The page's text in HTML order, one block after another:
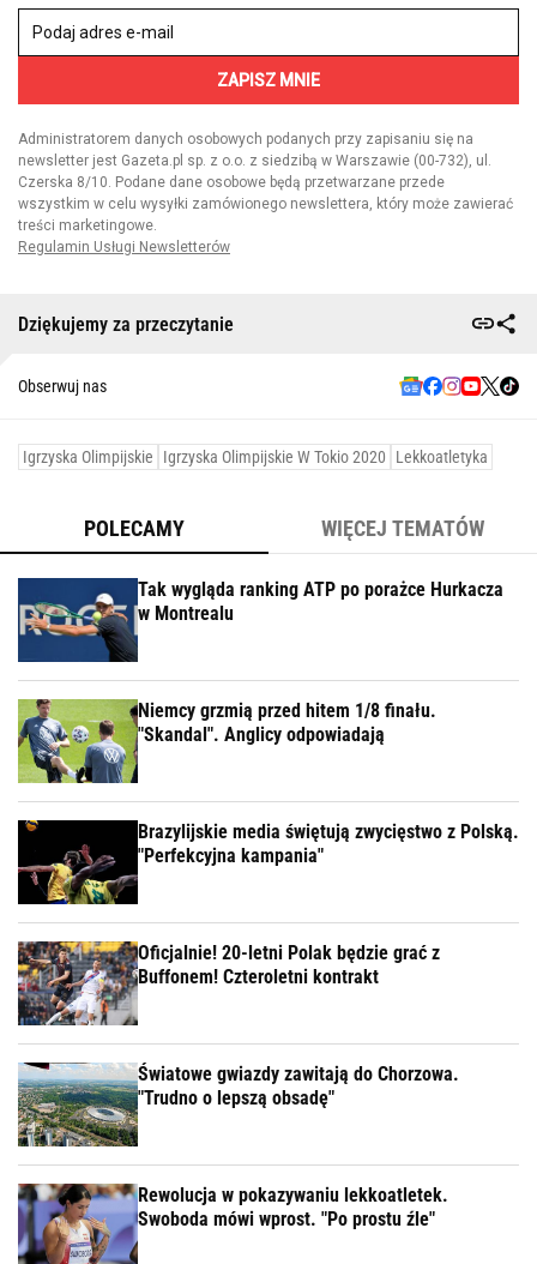
Dziękujemy za przeczytanie
Obserwuj nas
Igrzyska Olimpijskie Igrzyska Olimpijskie W Tokio 2020 Lekkoatletyka
POLECAMY WIĘCEJ TEMATÓW
Tak wygląda ranking ATP po porażce Hurkacza
w Montrealu
Niemcy grzmią przed hitem 1/8 finału.
"Skandal". Anglicy odpowiadają
Brazylijskie media świętują zwycięstwo z Polską.
"Perfekcyjna kampania"
Oficjalnie! 20-letni Polak będzie grać z
Buffonem! Czteroletni kontrakt
Światowe gwiazdy zawitają do Chorzowa.
"Trudno o lepszą obsadę"
Rewolucja w pokazywaniu lekkoatletek.
Swoboda mówi wprost. "Po prostu źle"